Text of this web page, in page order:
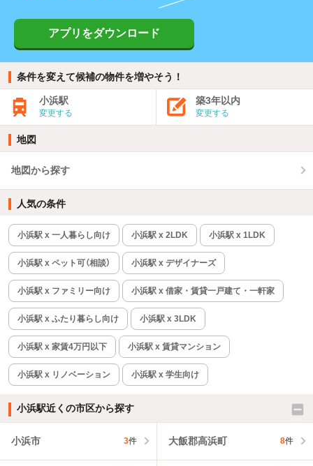
アプリをダウンロード
条件を変えて候補の物件を増やそう！
小浜駅
変更する
築3年以内
変更する
地図
地図から探す
人気の条件
小浜駅 x 一人暮らし向け 小浜駅 x 2LDK 小浜駅 x 1LDK
小浜駅 x ペット可（相談） 小浜駅 x デザイナーズ
小浜駅 x ファミリー向け 小浜駅 x 借家・賃貸一戸建て・一軒家
小浜駅 x ふたり暮らし向け 小浜駅 x 3LDK
小浜駅 x 家賃4万円以下 小浜駅 x 賃貸マンション
小浜駅 x リノベーション 小浜駅 x 学生向け
小浜駅近くの市区から探す
小浜市 3件 大飯郡高浜町 8件